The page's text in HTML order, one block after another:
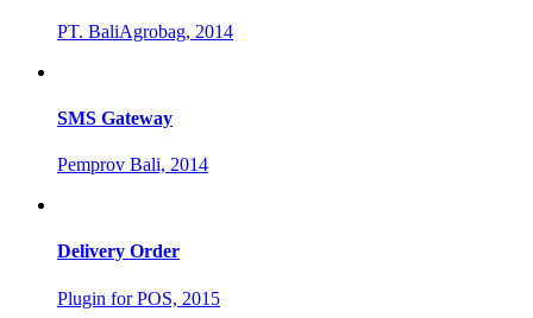
PT. BaliAgrobag, 2014
SMS Gateway
Pemprov Bali, 2014
Delivery Order
Plugin for POS, 2015